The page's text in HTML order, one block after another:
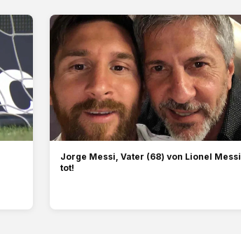
Jorge Messi, Vater (68) von Lionel Messi,
tot!